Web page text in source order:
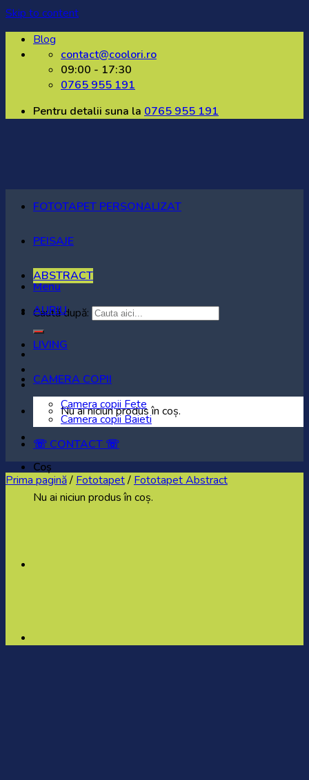
Skip to content
Blog
contact@coolori.ro
09:00 - 17:30
0765 955 191
Pentru detalii suna la 0765 955 191
Menu
Caută după:
Nu ai niciun produs în coș.
Coș
Nu ai niciun produs în coș.
FOTOTAPET PERSONALIZAT
PEISAJE
ABSTRACT
AURIU
LIVING
CAMERA COPII
Camera copii Fete
Camera copii Baieti
☏ CONTACT ☏
Prima pagină/ Fototapet/ Fototapet Abstract